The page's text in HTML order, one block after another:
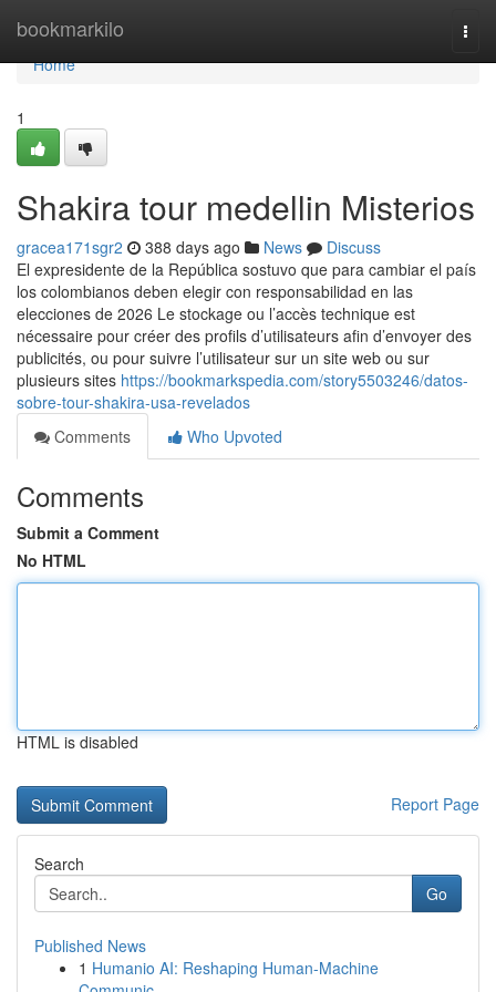
bookmarkilo
Home
Home
1
Shakira tour medellin Misterios
gracea171sgr2 388 days ago News
Discuss
El expresidente de la República sostuvo que para cambiar el país
los colombianos deben elegir con responsabilidad en las
elecciones de 2026 Le stockage ou l’accès technique est
nécessaire pour créer des profils d’utilisateurs afin d’envoyer des
publicités, ou pour suivre l’utilisateur sur un site web ou sur
plusieurs sites https://bookmarkspedia.com/story5503246/datos-
sobre-tour-shakira-usa-revelados
Comments
Who Upvoted
Comments
Submit a Comment
No HTML
HTML is disabled
Report Page
Search
Go
Published News
1 Humanio AI: Reshaping Human-Machine